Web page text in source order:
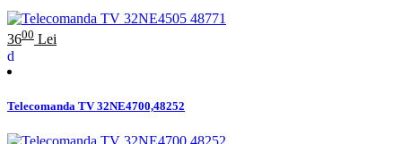
3600 Lei
Telecomanda TV 32NE4700,48252